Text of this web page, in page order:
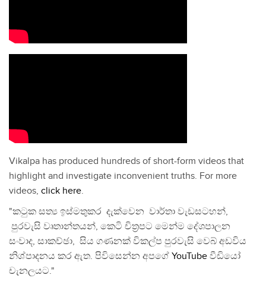
Vikalpa has produced hundreds of short-form videos that
highlight and investigate inconvenient truths. For more
videos, click here.
"කටුක සත්‍ය ඉස්මතුකර දැක්වෙන වාර්තා වැඩසටහන්,
පුරවැසි වෘතාන්තයන්, කෙටි චිත්‍රපට මෙන්ම දේශපාලන
සංවාද, සාකච්ඡා, සිය ගණනක් විකල්ප පුරවැසි වෙබ් අඩවිය
නිශ්පාදනය කර ඇත. පිවිසෙන්න අපගේ YouTube වීඩියෝ
චැනලයට."